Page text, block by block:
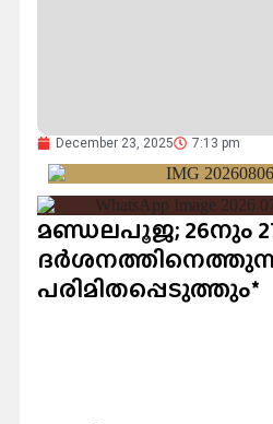
December 23, 2025 7:13 pm
മണ്ഡലപൂജ; 26നും
പരിമിതപ്പെടുത്തും*